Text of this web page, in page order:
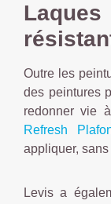
Outre les
des peintures
redonner vie
Refresh
appliquer,
Levis a